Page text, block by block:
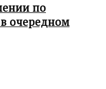
по
очередном